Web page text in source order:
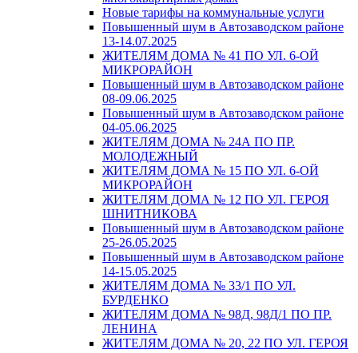
Новые тарифы на коммунальные услуги
Повышенный шум в Автозаводском районе
13-14.07.2025
ЖИТЕЛЯМ ДОМА № 41 ПО УЛ. 6-ОЙ
МИКРОРАЙОН
Повышенный шум в Автозаводском районе
08-09.06.2025
Повышенный шум в Автозаводском районе
04-05.06.2025
ЖИТЕЛЯМ ДОМА № 24А ПО ПР.
МОЛОДЕЖНЫЙ
ЖИТЕЛЯМ ДОМА № 15 ПО УЛ. 6-ОЙ
МИКРОРАЙОН
ЖИТЕЛЯМ ДОМА № 12 ПО УЛ. ГЕРОЯ
ШНИТНИКОВА
Повышенный шум в Автозаводском районе
25-26.05.2025
Повышенный шум в Автозаводском районе
14-15.05.2025
ЖИТЕЛЯМ ДОМА № 33/1 ПО УЛ.
БУРДЕНКО
ЖИТЕЛЯМ ДОМА № 98Д, 98Д/1 ПО ПР.
ЛЕНИНА
ЖИТЕЛЯМ ДОМА № 20, 22 ПО УЛ. ГЕРОЯ